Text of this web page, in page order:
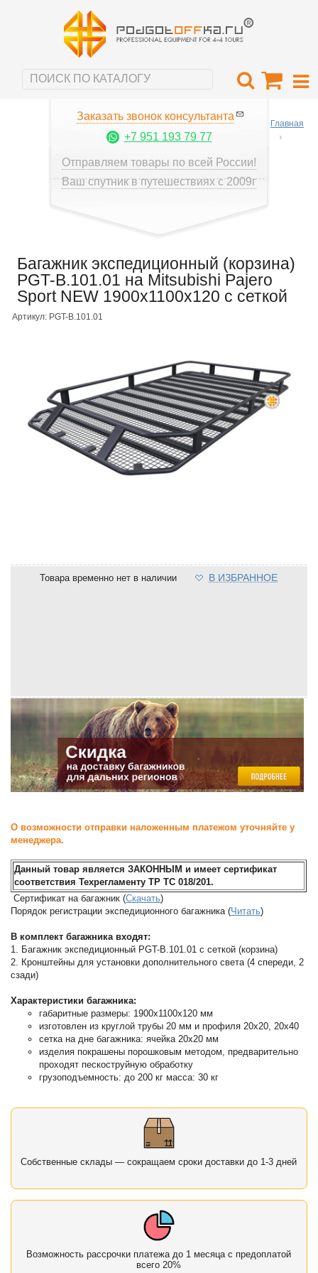
Заказать звонок консультанта
+7 951 193 79 77
Отправляем товары по всей России!
Ваш спутник в путешествиях с 2009г
Главная
Багажник экспедиционный (корзина)
PGT-B.101.01 на Mitsubishi Pajero
Sport NEW 1900х1100х120 с сеткой
Артикул: PGT-B.101.01
Товара временно нет в наличии В ИЗБРАННОЕ
О возможности отправки наложенным платежом уточняйте у
менеджера.
Данный товар является ЗАКОННЫМ и имеет сертификат
соответствия Техрегламенту ТР ТС 018/201.
Сертификат на багажник (Скачать)
Порядок регистрации экспедиционного багажника (Читать)
В комплект багажника входят:
1. Багажник экспедиционный PGT-B.101.01 с сеткой (корзина)
2. Кронштейны для установки дополнительного света (4 спереди, 2
сзади)
Характеристики багажника:
габаритные размеры: 1900х1100х120 мм
изготовлен из круглой трубы 20 мм и профиля 20х20, 20х40
сетка на дне багажника: ячейка 20х20 мм
изделия покрашены порошковым методом, предварительно
проходят пескоструйную обработку
грузоподъемность: до 200 кг масса: 30 кг
Собственные склады — сокращаем сроки доставки до 1-3 дней
Возможность рассрочки платежа до 1 месяца с предоплатой
всего 20%